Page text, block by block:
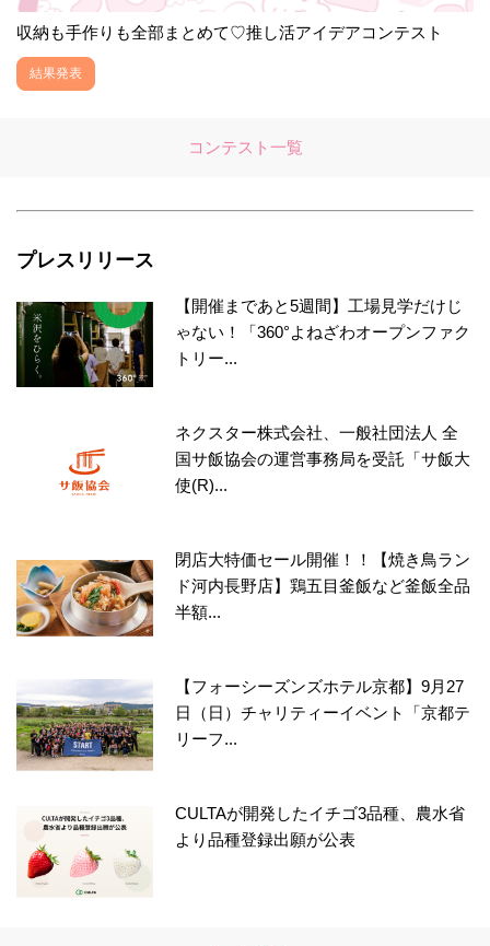
収納も手作りも全部まとめて♡推し活アイデアコンテスト
結果発表
コンテスト一覧
プレスリリース
【開催まであと5週間】工場見学だけじ
ゃない！「360°よねざわオープンファク
トリー...
ネクスター株式会社、一般社団法人 全
国サ飯協会の運営事務局を受託「サ飯大
使(R)...
閉店大特価セール開催！！【焼き鳥ラン
ド河内長野店】鶏五目釜飯など釜飯全品
半額...
【フォーシーズンズホテル京都】9月27
日（日）チャリティーイベント「京都テ
リーフ...
CULTAが開発したイチゴ3品種、農水省
より品種登録出願が公表